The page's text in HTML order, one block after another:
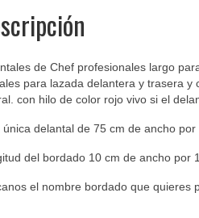
de Chef profesionales largo
para lazada delantera y trasera
con hilo de color rojo vivo si el
única delantal de 75 cm de ancho
del bordado 10 cm de ancho por
el nombre bordado que quieres